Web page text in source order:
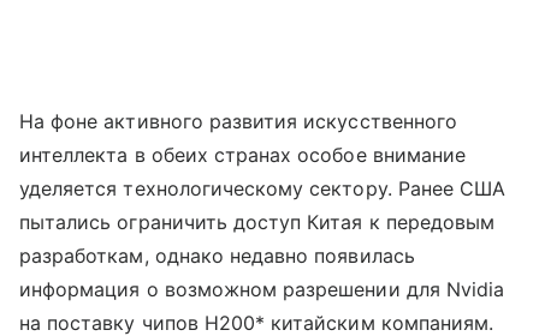
На фоне активного развития искусственного
интеллекта в обеих странах особое внимание
уделяется технологическому сектору. Ранее США
пытались ограничить доступ Китая к передовым
разработкам, однако недавно появилась
информация о возможном разрешении для Nvidia
на поставку чипов H200* китайским компаниям.